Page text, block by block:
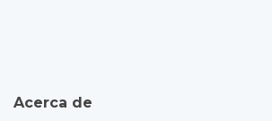
Acerca de